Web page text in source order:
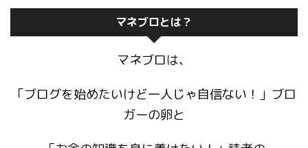
マネブロとは？
マネブロは、
「ブログを始めたいけど一人じゃ自信ない！」ブロ
ガーの卵と